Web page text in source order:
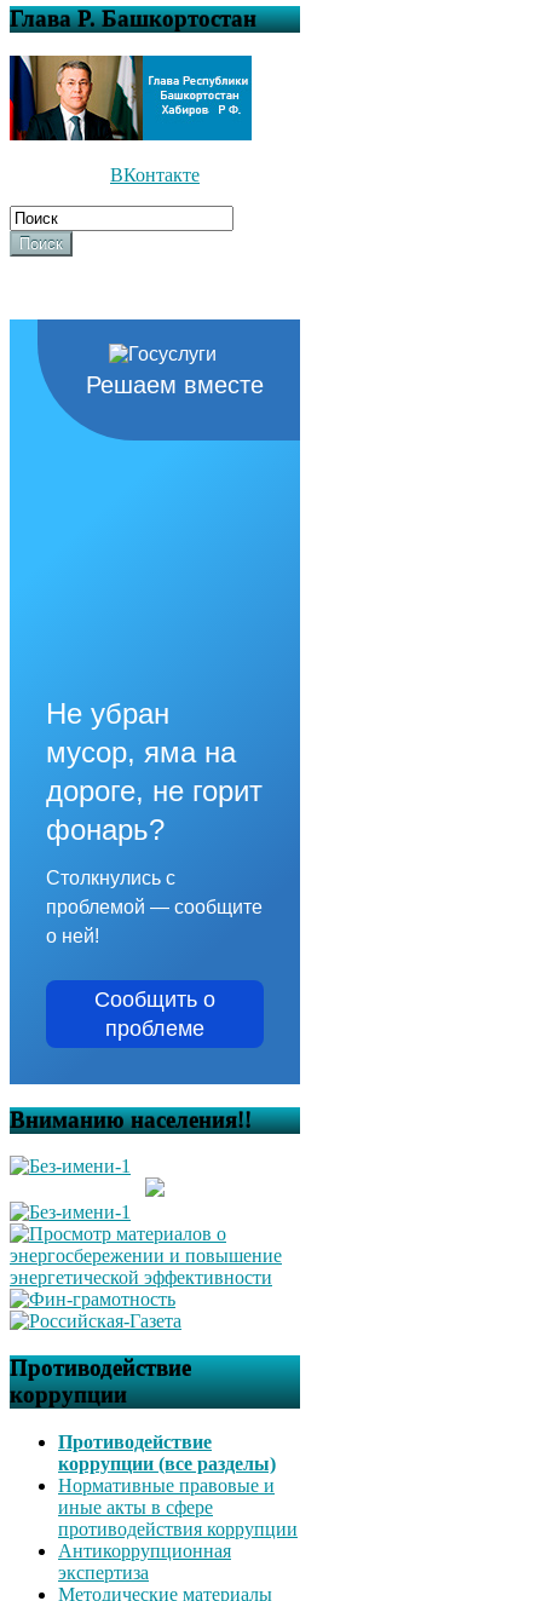
Глава Р. Башкортостан
ВКонтакте
Поиск
Решаем вместе
Не убран
мусор, яма на
дороге, не горит
фонарь?
Столкнулись с
проблемой — сообщите
о ней!
Сообщить о
проблеме
Вниманию населения!!
Противодействие
коррупции
Противодействие
коррупции (все разделы)
Нормативные правовые и
иные акты в сфере
противодействия коррупции
Антикоррупционная
экспертиза
Методические материалы